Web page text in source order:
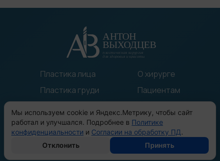
Пластика лица
Пластика груди
Прочие операции
О хирурге
Пациентам
До/После
© 2023 Все права защищены
Мы используем cookie и Яндекс.Метрику, чтобы сайт
работал и улучшался. Подробнее в Политике
конфиденциальности и Согласии на обработку ПД.
Отклонить
Принять